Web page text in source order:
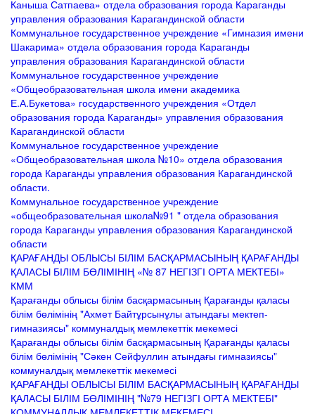
Каныша Сатпаева» отдела образования города Караганды
управления образования Карагандинской области
Коммунальное государственное учреждение «Гимназия имени
Шакарима» отдела образования города Караганды
управления образования Карагандинской области
Коммунальное государственное учреждение
«Общеобразовательная школа имени академика
Е.А.Букетова» государственного учреждения «Отдел
образования города Караганды» управления образования
Карагандинской области
Коммунальное государственное учреждение
«Общеобразовательная школа №10» отдела образования
города Караганды управления образования Карагандинской
области.
Коммунальное государственное учреждение
«общеобразовательная школа№91 " отдела образования
города Караганды управления образования Карагандинской
области
ҚАРАҒАНДЫ ОБЛЫСЫ БІЛІМ БАСҚАРМАСЫНЫҢ ҚАРАҒАНДЫ
ҚАЛАСЫ БІЛІМ БӨЛІМІНІҢ «№ 87 НЕГІЗГІ ОРТА МЕКТЕБІ»
КММ
Қарағанды облысы білім басқармасының Қарағанды қаласы
білім бөлімінің "Ахмет Байтұрсынұлы атындағы мектеп-
гимназиясы" коммуналдық мемлекеттік мекемесі
Қарағанды облысы білім басқармасының Қарағанды қаласы
білім бөлімінің "Сәкен Сейфуллин атындағы гимназиясы"
коммуналдық мемлекеттік мекемесі
ҚАРАҒАНДЫ ОБЛЫСЫ БІЛІМ БАСҚАРМАСЫНЫҢ ҚАРАҒАНДЫ
ҚАЛАСЫ БІЛІМ БӨЛІМІНІҢ "№79 НЕГІЗГІ ОРТА МЕКТЕБІ"